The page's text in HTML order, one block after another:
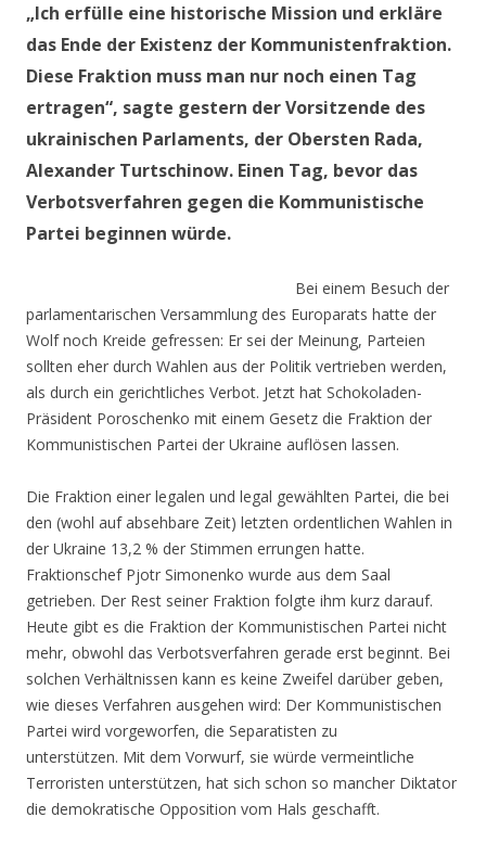
„Ich erfülle eine historische Mission und erkläre
das Ende der Existenz der Kommunistenfraktion.
Diese Fraktion muss man nur noch einen Tag
ertragen“, sagte gestern der Vorsitzende des
ukrainischen Parlaments, der Obersten Rada,
Alexander Turtschinow. Einen Tag, bevor das
Verbotsverfahren gegen die Kommunistische
Partei beginnen würde.
Bei einem Besuch der
parlamentarischen Versammlung des Europarats hatte der
Wolf noch Kreide gefressen: Er sei der Meinung, Parteien
sollten eher durch Wahlen aus der Politik vertrieben werden,
als durch ein gerichtliches Verbot. Jetzt hat Schokoladen-
Präsident Poroschenko mit einem Gesetz die Fraktion der
Kommunistischen Partei der Ukraine auflösen lassen.
Die Fraktion einer legalen und legal gewählten Partei, die bei
den (wohl auf absehbare Zeit) letzten ordentlichen Wahlen in
der Ukraine 13,2 % der Stimmen errungen hatte.
Fraktionschef Pjotr Simonenko wurde aus dem Saal
getrieben. Der Rest seiner Fraktion folgte ihm kurz darauf.
Heute gibt es die Fraktion der Kommunistischen Partei nicht
mehr, obwohl das Verbotsverfahren gerade erst beginnt. Bei
solchen Verhältnissen kann es keine Zweifel darüber geben,
wie dieses Verfahren ausgehen wird: Der Kommunistischen
Partei wird vorgeworfen, die Separatisten zu
unterstützen. Mit dem Vorwurf, sie würde vermeintliche
Terroristen unterstützen, hat sich schon so mancher Diktator
die demokratische Opposition vom Hals geschafft.